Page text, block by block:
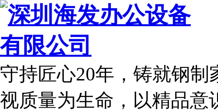
守持匠心20年 ，铸就钢
视质量为生命，以精品意